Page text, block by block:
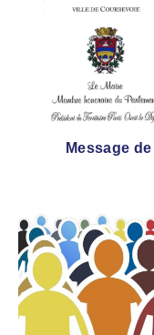
Message